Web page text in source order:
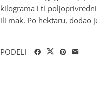
kilograma i ti
ili mak. Po hektaru, dodao
PODELI